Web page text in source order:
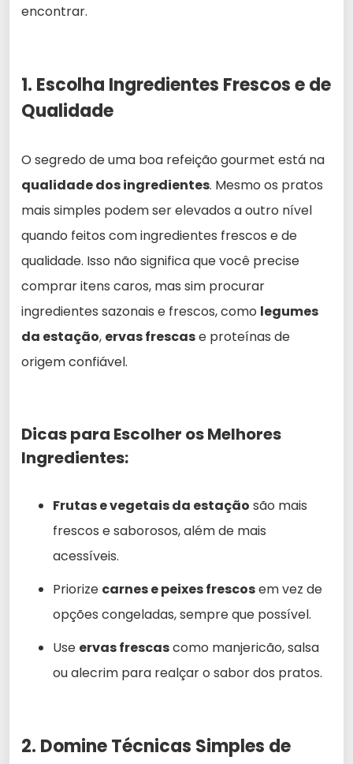
encontrar.
1. Escolha Ingredientes Frescos e de
Qualidade
O segredo de uma boa refeição gourmet está na
qualidade dos ingredientes. Mesmo os pratos
mais simples podem ser elevados a outro nível
quando feitos com ingredientes frescos e de
qualidade. Isso não significa que você precise
comprar itens caros, mas sim procurar
ingredientes sazonais e frescos, como legumes
da estação, ervas frescase proteínas de
origem confiável.
Dicas para Escolher os Melhores
Ingredientes:
Frutas e vegetais da estação são mais
frescos e saborosos, além de mais
acessíveis.
Priorize carnes e peixes frescosem vez de
opções congeladas, sempre que possível.
Use ervas frescascomo manjericão, salsa
ou alecrim para realçar o sabor dos pratos.
2. Domine Técnicas Simples de